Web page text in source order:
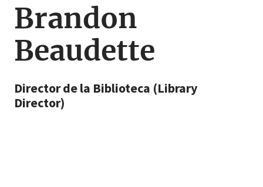
ayuda
a
la
navegación
Brandon
Beaudette
Director de la Biblioteca (Library
Director)